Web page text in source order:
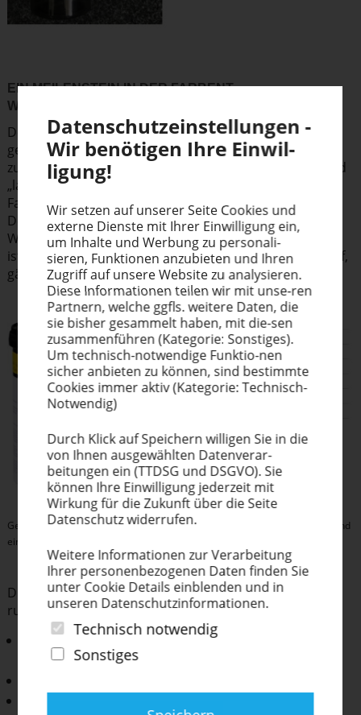
EIN MEILENSTEIN IN DER FARBENT­
WICKLUNG:
Dem Siebdruck-Partner Marabu ist es nun dieses Jahr
gelungen, eine serienreife UV-härtende Siebdruck­farbe
zu entwickeln, die migra­ti­onsarme Photo­initia­toren und
„langkettige“ Monomere in einer Rezeptur vereint. Die
Farbserie Ultra Pack UVFP ist in 13 Bunttönen plus
Deckweiß, Deckschwarz und Lack ab sofort verfügbar.
Weiterhin ist die Farbe hochglänzend, hochreaktiv und
ist wie gewohnt beständig gegen Wasser, Wasserdampf,
gängige Füllgüter und Chemikalien.
Gegenüberstellung der Migrationsanalyse für Acrylate anhand der UVFP und
einer anderen, heute marktüblichen, migrationsarmen UV-Farbe
Die UVFP entspricht folgenden Regularien/ Anfor­de­
rungen:
„EuPIA Suitability List of Photo-Initiators for Low
Migration UV Printing Inks and Varnishes“, Teil 1A
Daten­schutz­ein­stel­lungen -
Wir benötigen Ihre Einwil­
ligung!
Wir setzen auf unserer Seite Cookies und
externe Dienste mit Ihrer Einwil­ligung ein,
um Inhalte und Werbung zu perso­na­li­
sieren, Funktionen anzubieten und Ihren
Zugriff auf unsere Website zu analysieren.
Diese Infor­ma­tionen teilen wir mit unse-ren
Partnern, welche ggfls. weitere Daten, die
sie bisher gesammelt haben, mit die-sen
zusam­men­führen (Kategorie: Sonstiges).
Um technisch-notwendige Funktio-nen
sicher anbieten zu können, sind bestimmte
Cookies immer aktiv (Kategorie: Technisch-
Notwendig)
Durch Klick auf Speichern willigen Sie in die
von Ihnen ausge­wählten Datenverar-
beitungen ein (TTDSG und DSGVO). Sie
können Ihre Einwil­ligung jederzeit mit
Wirkung für die Zukunft über die Seite
Datenschutz widerrufen.
Weitere Infor­ma­tionen zur Verar­beitung
Ihrer perso­nen­be­zo­genen Daten finden Sie
unter Cookie Details einblenden und in
unseren Daten­schutz­in­for­ma­tionen.
Technisch notwendig
Sonstiges